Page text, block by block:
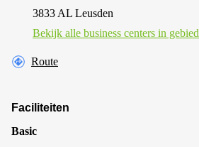
3833 AL Leusden
Bekijk alle business centers in gebied
Route
Faciliteiten
Basic